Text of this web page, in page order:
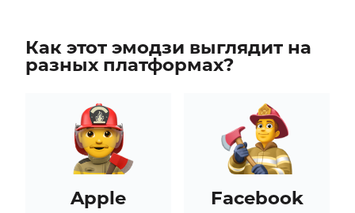
Как этот эмодзи выглядит на
разных платформах?
Apple Facebook